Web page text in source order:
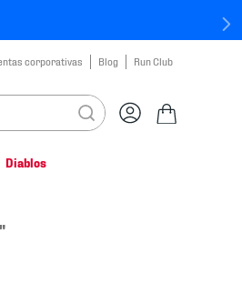
corporativas Blog Run Club
Diablos
"